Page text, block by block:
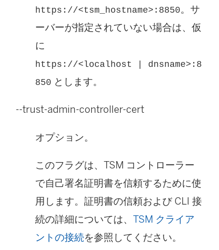
https://<tsm_hostname>:8850。サ
ーバーが指定されていない場合は、仮
に
https://<localhost | dnsname>:8
850 とします。
--trust-admin-controller-cert
オプション。
このフラグは、TSM コントローラー
で自己署名証明書を信頼するために使
用します。証明書の信頼および CLI 接
続の詳細については、 TSM クライア
ントの接続を参照してください。